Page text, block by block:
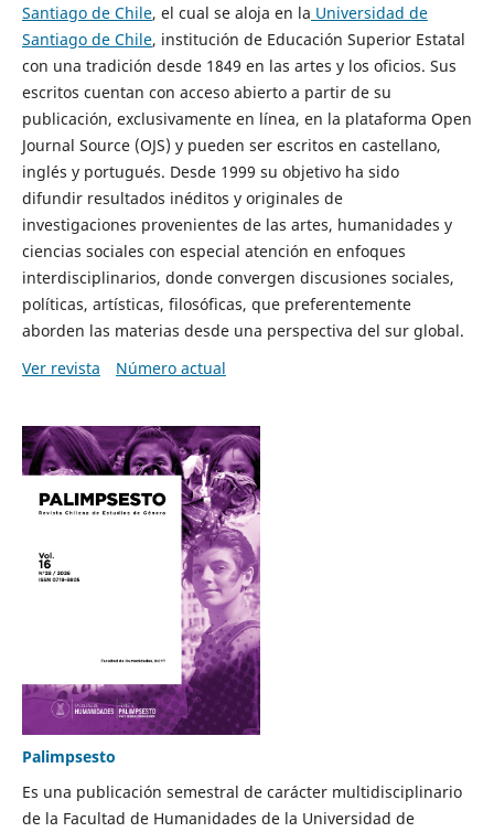
Santiago de Chile, el cual se aloja en la Universidad de
Santiago de Chile, institución de Educación Superior Estatal
con una tradición desde 1849 en las artes y los oficios. Sus
escritos cuentan con acceso abierto a partir de su
publicación, exclusivamente en línea, en la plataforma Open
Journal Source (OJS) y pueden ser escritos en castellano,
inglés y portugués. Desde 1999 su objetivo ha sido
difundir resultados inéditos y originales de
investigaciones provenientes de las artes, humanidades y
ciencias sociales con especial atención en enfoques
interdisciplinarios, donde convergen discusiones sociales,
políticas, artísticas, filosóficas, que preferentemente
aborden las materias desde una perspectiva del sur global.
Ver revista
Número actual
Palimpsesto
Es una publicación semestral de carácter multidisciplinario
de la Facultad de Humanidades de la Universidad de